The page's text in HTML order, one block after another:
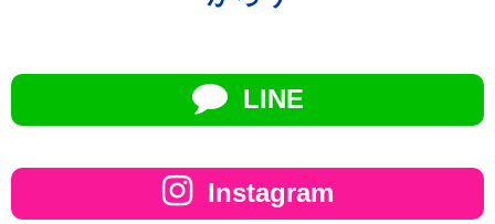
LINE
Instagram